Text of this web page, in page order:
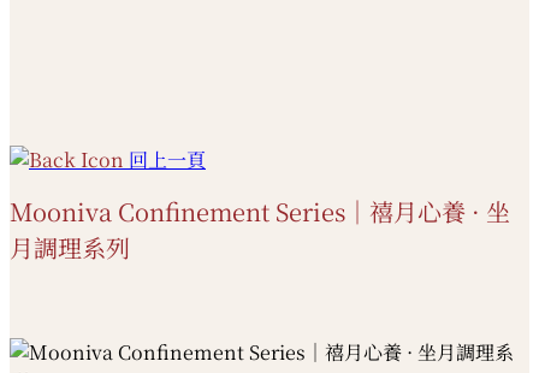
回上一頁
Mooniva Confinement Series｜禧月心養 · 坐
月調理系列